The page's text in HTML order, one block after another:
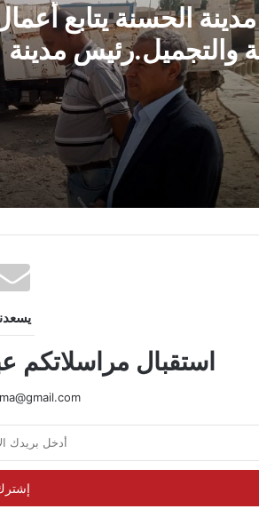
الحسنة يتابع
والتجميل.رئيس مدينة
يتابع رفع المخلفات
المظهر الحضاري.
مكثفة لرفع المخلفات
الشوارع
استقبال مراسلاتكم